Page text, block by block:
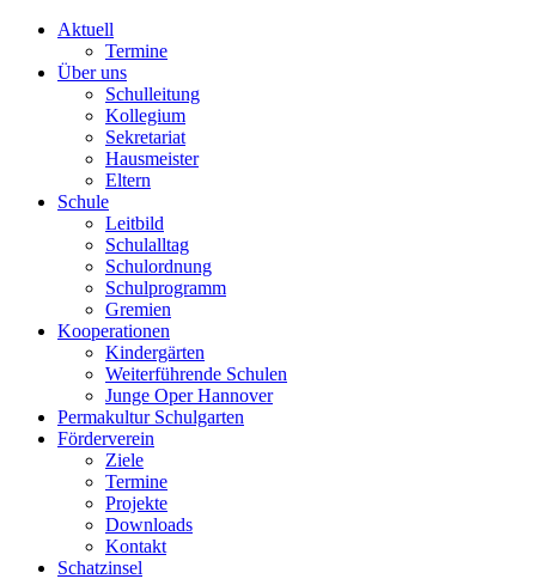
Aktuell
Termine
Über uns
Schulleitung
Kollegium
Sekretariat
Hausmeister
Eltern
Schule
Leitbild
Schulalltag
Schulordnung
Schulprogramm
Gremien
Kooperationen
Kindergärten
Weiterführende Schulen
Junge Oper Hannover
Permakultur Schulgarten
Förderverein
Ziele
Termine
Projekte
Downloads
Kontakt
Schatzinsel